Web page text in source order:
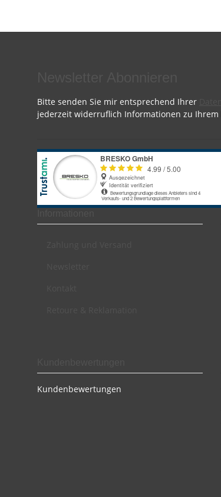
Bitte senden Sie mir entsprechend Ihrer
jederzeit widerruflich Informationen zu
Kundenbewertungen